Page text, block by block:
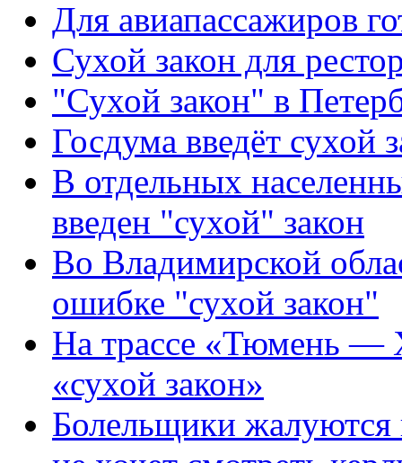
Для авиапассажиров
Сухой закон для
"Сухой закон" в
Госдума введёт сухой
В отдельных
введен "сухой" закон
Во Владимирской
ошибке "сухой закон"
На трассе «Тюмень —
«сухой закон»
Болельщики жалуются